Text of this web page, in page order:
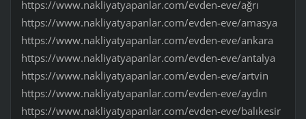
https://www.nakliyatyapanlar.com/evden-eve/ağrı
https://www.nakliyatyapanlar.com/evden-eve/amasya
https://www.nakliyatyapanlar.com/evden-eve/ankara
https://www.nakliyatyapanlar.com/evden-eve/antalya
https://www.nakliyatyapanlar.com/evden-eve/artvin
https://www.nakliyatyapanlar.com/evden-eve/aydın
https://www.nakliyatyapanlar.com/evden-eve/balıkesir